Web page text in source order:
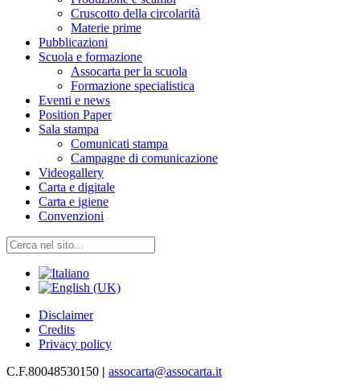
Cruscotto della circolarità
Materie prime
Pubblicazioni
Scuola e formazione
Assocarta per la scuola
Formazione specialistica
Eventi e news
Position Paper
Sala stampa
Comunicati stampa
Campagne di comunicazione
Videogallery
Carta e digitale
Carta e igiene
Convenzioni
Disclaimer
Credits
Privacy policy
C.F.80048530150 | assocarta@assocarta.it